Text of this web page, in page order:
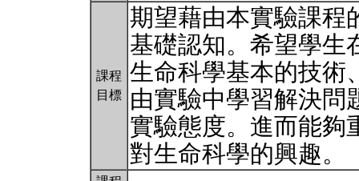
課程
目標
期望藉由本實驗課程
基礎認知。希望學生
生命科學基本的技術
由實驗中學習解決問
實驗態度。進而能夠
對生命科學的興趣。